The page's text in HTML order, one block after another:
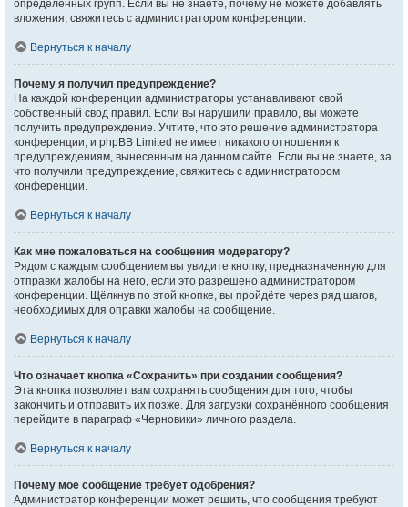
определённых групп. Если вы не знаете, почему не можете добавлять
вложения, свяжитесь с администратором конференции.
Вернуться к началу
Почему я получил предупреждение?
На каждой конференции администраторы устанавливают свой
собственный свод правил. Если вы нарушили правило, вы можете
получить предупреждение. Учтите, что это решение администратора
конференции, и phpBB Limited не имеет никакого отношения к
предупреждениям, вынесенным на данном сайте. Если вы не знаете, за
что получили предупреждение, свяжитесь с администратором
конференции.
Вернуться к началу
Как мне пожаловаться на сообщения модератору?
Рядом с каждым сообщением вы увидите кнопку, предназначенную для
отправки жалобы на него, если это разрешено администратором
конференции. Щёлкнув по этой кнопке, вы пройдёте через ряд шагов,
необходимых для оправки жалобы на сообщение.
Вернуться к началу
Что означает кнопка «Сохранить» при создании сообщения?
Эта кнопка позволяет вам сохранять сообщения для того, чтобы
закончить и отправить их позже. Для загрузки сохранённого сообщения
перейдите в параграф «Черновики» личного раздела.
Вернуться к началу
Почему моё сообщение требует одобрения?
Администратор конференции может решить, что сообщения требуют